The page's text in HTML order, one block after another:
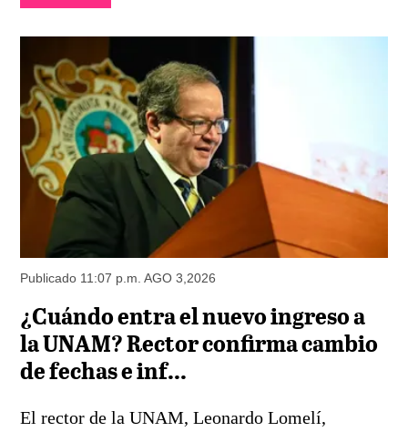
Publicado 11:07 p.m. AGO 3,2026
¿Cuándo entra el nuevo ingreso a
la UNAM? Rector confirma cambio
de fechas e inf...
El rector de la UNAM, Leonardo Lomelí,